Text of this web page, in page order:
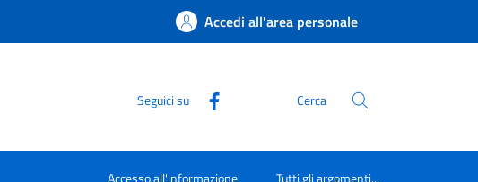
Accedi all'area personale
Seguici su Cerca
Accesso all'informazione Tutti gli argomenti...